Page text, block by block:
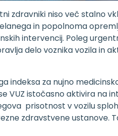
zdravniki niso več stalno
in popolnoma
intervencij. Poleg
delo voznika vozila in
indeksa za nujno
VUZ istočasno aktivira na
prisotnost v vozilu
zdravstvene ustanove.